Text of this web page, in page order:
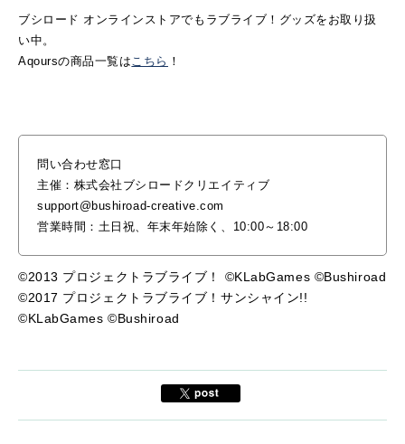
ブシロード オンラインストアでもラブライブ！グッズをお取り扱
い中。
Aqoursの商品一覧はこちら ！
問い合わせ窓口
主催：株式会社ブシロードクリエイティブ
support@bushiroad-creative.com
営業時間：土日祝、年末年始除く、10:00～18:00
©2013 プロジェクトラブライブ！ ©KLabGames ©Bushiroad
©2017 プロジェクトラブライブ！サンシャイン!!
©KLabGames ©Bushiroad